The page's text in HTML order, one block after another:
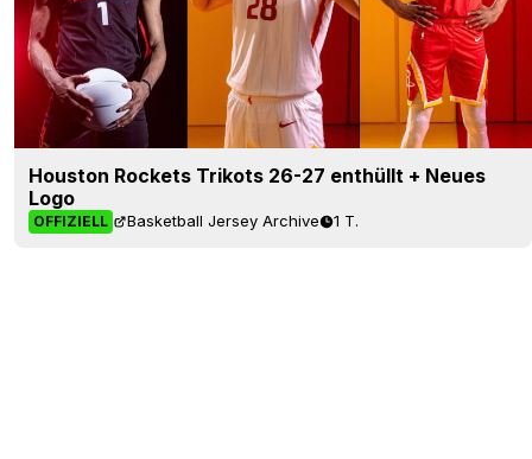
Houston Rockets Trikots 26-27 enthüllt + Neues
Logo
OFFIZIELL Basketball Jersey Archive 1 T.